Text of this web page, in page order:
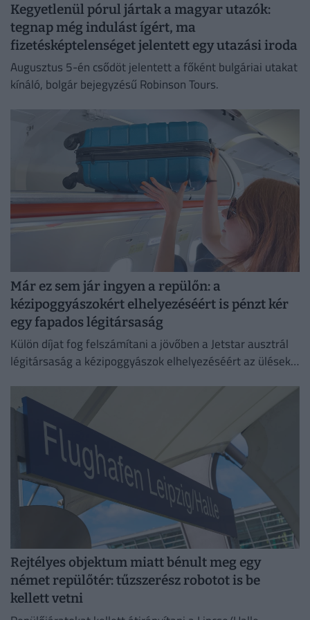
Kegyetlenül pórul jártak a magyar utazók:
tegnap még indulást ígért, ma
fizetésképtelenséget jelentett egy utazási iroda
Augusztus 5-én csődöt jelentett a főként bulgáriai utakat
kínáló, bolgár bejegyzésű Robinson Tours.
Már ez sem jár ingyen a repülőn: a
kézipoggyászokért elhelyezéséért is pénzt kér
egy fapados légitársaság
Külön díjat fog felszámítani a jövőben a Jetstar ausztrál
légitársaság a kézipoggyászok elhelyezéséért az ülések
Rejtélyes objektum miatt bénult meg egy
német repülőtér: tűzszerész robotot is be
kellett vetni